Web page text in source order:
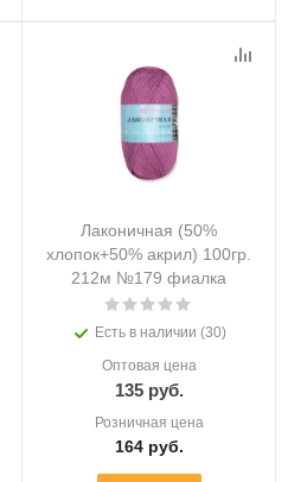
Лаконичная (50%
хлопок+50% акрил) 100гр.
212м №179 фиалка
Есть в наличии (30)
Оптовая цена
135руб.
Розничная цена
164руб.